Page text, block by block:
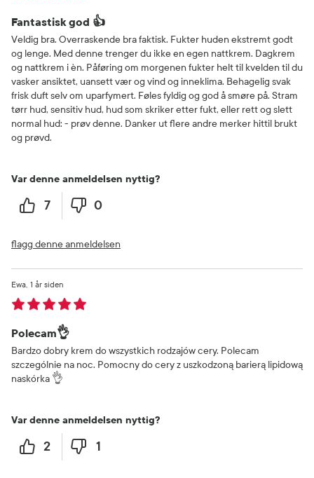
Fantastisk god 👍
Veldig bra. Overraskende bra faktisk. Fukter huden ekstremt godt
og lenge. Med denne trenger du ikke en egen nattkrem. Dagkrem
og nattkrem i èn. Påføring om morgenen fukter helt til kvelden til du
vasker ansiktet, uansett vær og vind og inneklima. Behagelig svak
frisk duft selv om uparfymert. Føles fyldig og god å smøre på. Stram
tørr hud, sensitiv hud, hud som skriker etter fukt, eller rett og slett
normal hud: - prøv denne. Danker ut flere andre merker hittil brukt
og prøvd.
Var denne anmeldelsen nyttig?
7 0
flagg denne anmeldelsen
Polecam👌
1 år siden
Ewa
Bardzo dobry krem do wszystkich rodzajów cery. Polecam
szczególnie na noc. Pomocny do cery z uszkodzoną barierą lipidową
naskórka 👌
Var denne anmeldelsen nyttig?
2 1